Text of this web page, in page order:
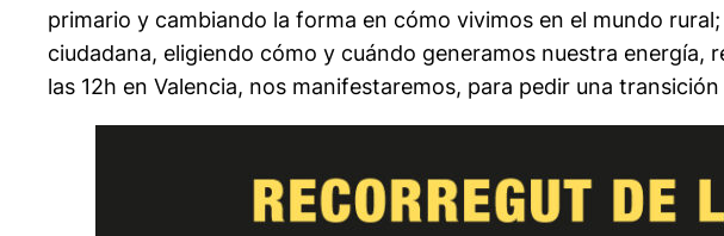
primario y cambiando la forma en cómo vivimos en el mundo
ciudadana, eligiendo cómo y cuándo generamos nuestra
las 12h en Valencia, nos manifestaremos, para pedir una